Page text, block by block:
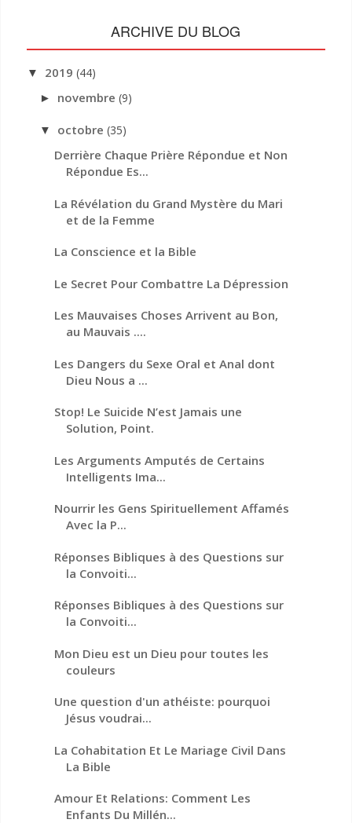
ARCHIVE DU BLOG
▼ 2019 (44)
► novembre(9)
▼ octobre(35)
Derrière Chaque Prière Répondue et Non
Répondue Es...
La Révélation du Grand Mystère du Mari
et de la Femme
La Conscience et la Bible
Le Secret Pour Combattre La Dépression
Les Mauvaises Choses Arrivent au Bon,
au Mauvais ....
Les Dangers du Sexe Oral et Anal dont
Dieu Nous a ...
Stop! Le Suicide N’est Jamais une
Solution, Point.
Les Arguments Amputés de Certains
Intelligents Ima...
Nourrir les Gens Spirituellement Affamés
Avec la P...
Réponses Bibliques à des Questions sur
la Convoiti...
Réponses Bibliques à des Questions sur
la Convoiti...
Mon Dieu est un Dieu pour toutes les
couleurs
Une question d'un athéiste: pourquoi
Jésus voudrai...
La Cohabitation Et Le Mariage Civil Dans
La Bible
Amour Et Relations: Comment Les
Enfants Du Millén...